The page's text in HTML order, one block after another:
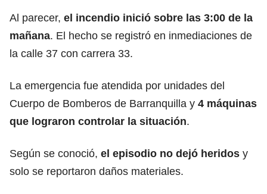
Al parecer, el incendio inició sobre las 3:00 de la
mañana. El hecho se registró en inmediaciones de
la calle 37 con carrera 33.
La emergencia fue atendida por unidades del
Cuerpo de Bomberos de Barranquilla y 4 máquinas
que lograron controlar la situación.
Según se conoció, el episodio no dejó heridos y
solo se reportaron daños materiales.